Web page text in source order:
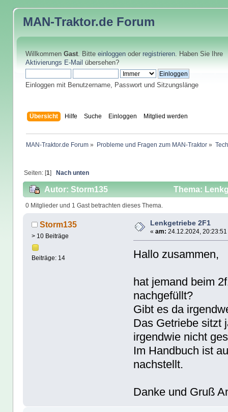
MAN-Traktor.de Forum
Willkommen Gast. Bitte einloggenoder registrieren. Haben Sie Ihre
Aktivierungs E-Mail übersehen?
Einloggen mit Benutzername, Passwort und Sitzungslänge
Übersicht Hilfe Suche Einloggen Mitglied werden
MAN-Traktor.de Forum » Probleme und Fragen zum MAN-Traktor »
Seiten: [1] Nach unten
Autor: Storm135 Thema:
0 Mitglieder und 1 Gast betrachten dieses Thema.
Storm135
> 10 Beiträge
Beiträge: 14
Lenkgetriebe 2F1
« am: 24.12.2024, 20:23:51
Hallo zusammen,
hat jemand beim
nachgefüllt?
Gibt es da
Das Getriebe sitzt
irgendwie nicht
Im Handbuch ist
nachstellt.
Danke und Gruß